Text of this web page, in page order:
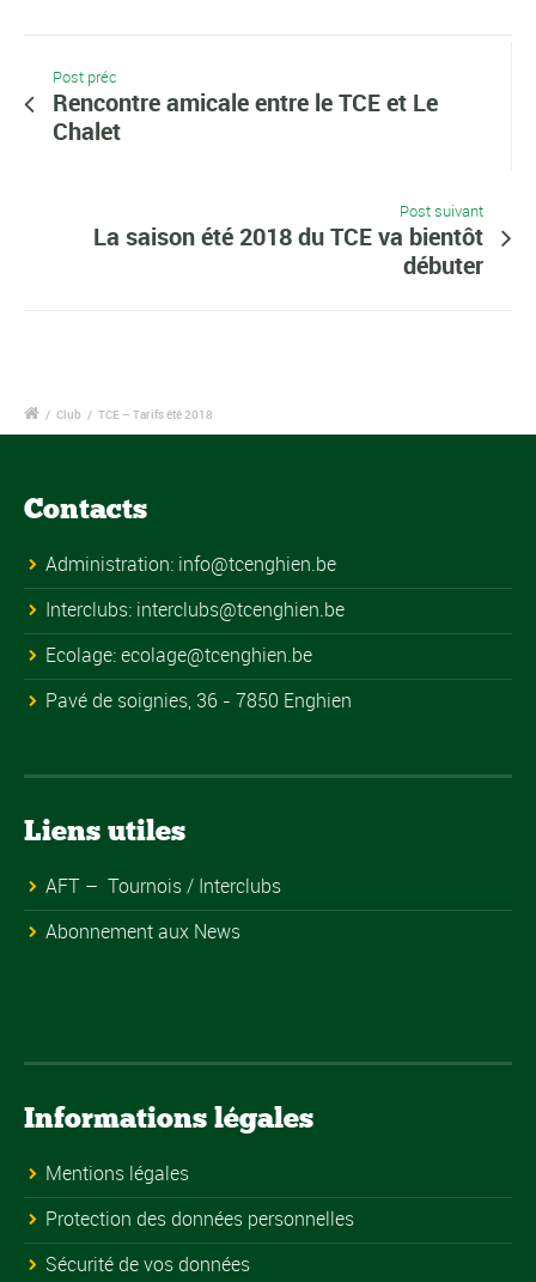
Post préc
Rencontre amicale entre le TCE et Le
Chalet
Post suivant
La saison été 2018 du TCE va bientôt
débuter
/ Club / TCE – Tarifs été 2018
Contacts
Administration: info@tcenghien.be
Interclubs: interclubs@tcenghien.be
Ecolage:ecolage@tcenghien.be
Pavé de soignies, 36 - 7850 Enghien
Liens utiles
AFT – Tournois / Interclubs
Abonnement aux News
Informations légales
Mentions légales
Protection des données personnelles
Sécurité de vos données